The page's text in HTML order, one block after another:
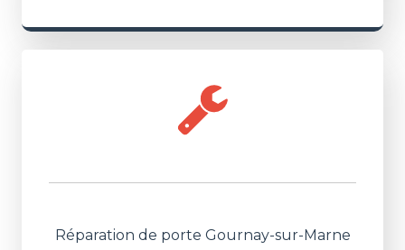
Réparation de porte Gournay-sur-Marne